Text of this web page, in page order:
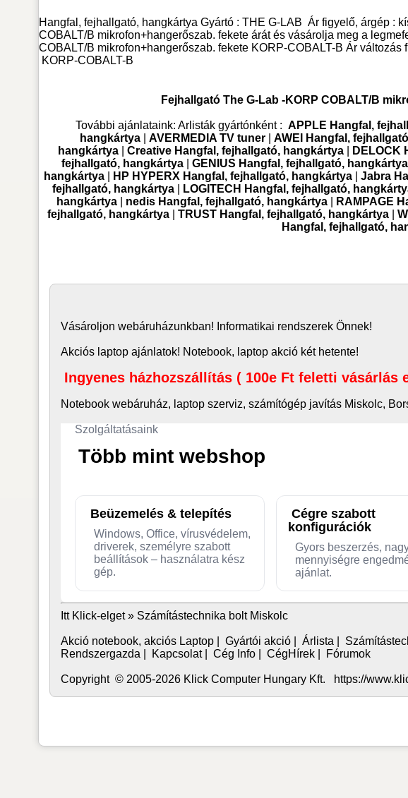
Hangfal, fejhallgató, hangkártya Gyártó : THE G-LAB Ár figyelő, árgép :
COBALT/B mikrofon+hangerőszab. fekete árát és vásárolja meg a
COBALT/B mikrofon+hangerőszab. fekete KORP-COBALT-B Ár
KORP-COBALT-B
Fejhallgató The G-Lab -KORP COBALT/B
További ajánlataink: Arlisták gyártónként : APPLE Hangfal,
hangkártya| AVERMEDIA TV tuner| AWEI Hangfal,
hangkártya |Creative Hangfal, fejhallgató, hangkártya DELOCK
fejhallgató, hangkártya| GENIUS Hangfal, fejhallgató, hangkártya
hangkártya| HP HYPERX Hangfal, fejhallgató, hangkártya| Jabra
fejhallgató, hangkártya| LOGITECH Hangfal, fejhallgató,
hangkártya
nedis Hangfal, fejhallgató, hangkártya RAMPAGE
fejhallgató, hangkártya |TRUST Hangfal, fejhallgató, hangkártya |
Hangfal, fejhallgató,
Vásároljon webáruházunkban! Informatikai rendszerek Önnek!
Akciós laptop ajánlatok! Notebook, laptop akció két hetente!
Ingyenes házhozszállítás ( 100e Ft feletti vásárlás
Notebook webáruház, laptop szerviz, számítógép javítás Miskolc,
Szolgáltatásaink
Több mint webshop
Beüzemelés & telepítés
Windows, Office, vírusvédelem,
driverek, személyre szabott
beállítások – használatra kész
gép.
Cégre szabott
konfigurációk
Gyors beszerzés,
mennyiségre
ajánlat.
Itt Klick-elget » Számítástechnika bolt Miskolc
Akció notebook, akciós Laptop| Gyártói akció| Árlista
Rendszergazda
Kapcsolat| Cég Info| CégHírek| Fórumok
Copyright © 2005-2026 Klick Computer Hungary Kft. https://